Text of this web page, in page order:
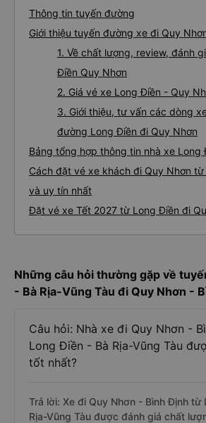
Thông tin tuyến đường
Giới thiệu tuyến đường xe đi Quy
1. Về chất lượng, review, đánh
Điền Quy Nhơn
2. Giá vé xe Long Điền - Quy
3. Giới thiệu, tư vấn các dòng
đường Long Điền đi Quy Nhơn
Bảng tổng hợp thông tin nhà xe Long
Cách đặt vé xe khách đi Quy Nhơn
và uy tín nhất
Đặt vé xe Tết 2027 từ Long Điền đi
Những câu hỏi thường gặp về
- Bà Rịa-Vũng Tàu đi Quy Nhơn -
Câu hỏi: Nhà xe đi Quy Nhơn -
Long Điền - Bà Rịa-Vũng Tàu
tốt nhất?
Trả lời: Xe đi Quy Nhơn - Bình Định từ
Rịa-Vũng Tàu được đánh giá chất